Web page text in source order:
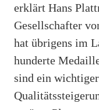
erklärt Hans
Gesellschafter
hat übrigens im
hunderte
sind ein